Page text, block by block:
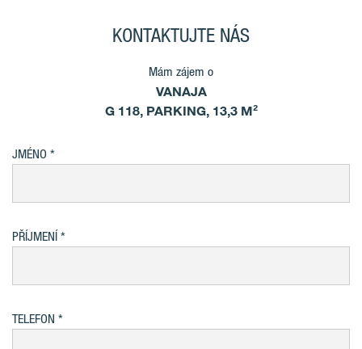
KONTAKTUJTE NÁS
Mám zájem o
VANAJA
G 118, PARKING, 13,3 M²
JMÉNO
PŘÍJMENÍ
TELEFON